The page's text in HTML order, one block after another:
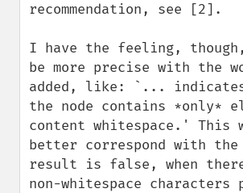
recommendation, see [2].
I have the feeling,
be more precise with the
added, like: `...
the node contains *only*
content whitespace.' This
better correspond with
result is false, when
non-whitespace